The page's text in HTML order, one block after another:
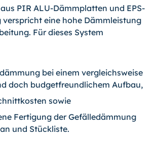
PIR ALU-Dämmplatten und EPS-
eine hohe Dämmleistung
Für dieses System
bei einem vergleichsweise
doch budgetfreundlichem Aufbau,
sowie
Fertigung der Gefälledämmung
und Stückliste.